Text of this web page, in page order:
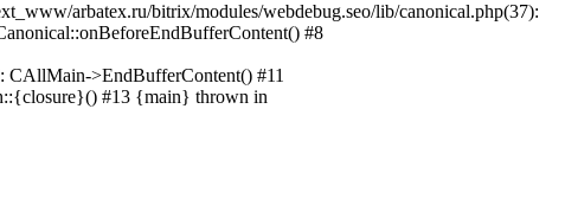
arbatex.ru/bitrix/modules/webdebug.seo/lib/canonical.php(37):
#8
CAllMain->EndBufferContent() #11
#13 {main} thrown in